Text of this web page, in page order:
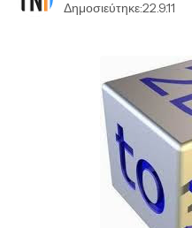
Δημοσιεύτηκε:22.9.11